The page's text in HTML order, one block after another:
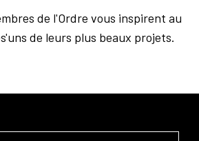
de l'Ordre vous inspirent au
de leurs plus beaux projets.